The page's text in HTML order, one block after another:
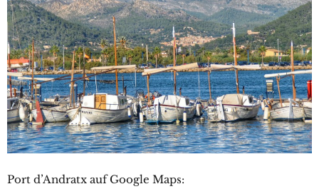
Port d’Andratx auf Google Maps: